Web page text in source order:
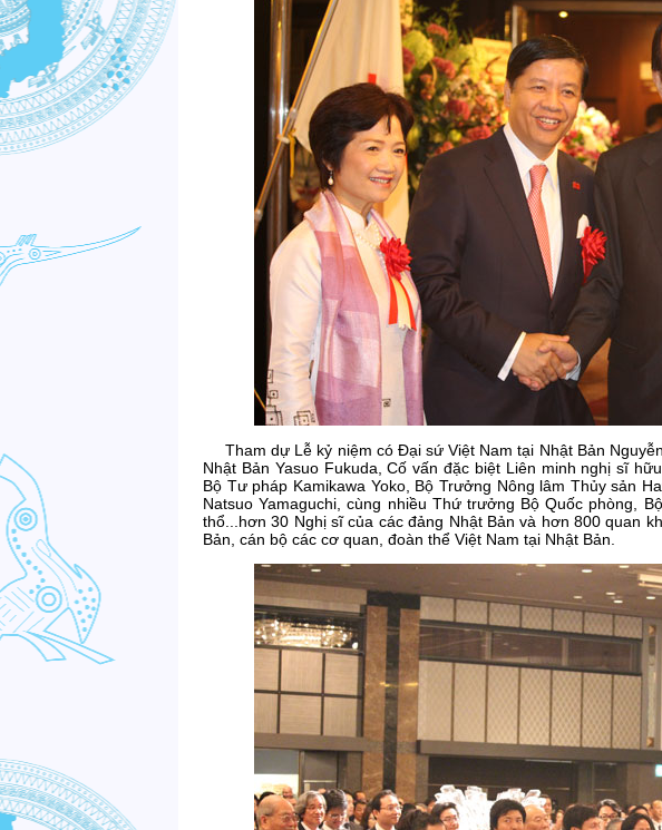
Tham dự Lễ kỷ niệm có Đại sứ Việt Nam tại Nhật Bản
Nhật Bản Yasuo Fukuda, Cố vấn đặc biệt Liên minh nghị sĩ
Bộ Tư pháp Kamikawa Yoko, Bộ Trưởng Nông lâm Thủy sản
Natsuo Yamaguchi, cùng nhiều Thứ trưởng Bộ Quốc phòng,
thổ...hơn 30 Nghị sĩ của các đảng Nhật Bản và hơn 800 quan
Bản, cán bộ các cơ quan, đoàn thể Việt Nam tại Nhật Bản.